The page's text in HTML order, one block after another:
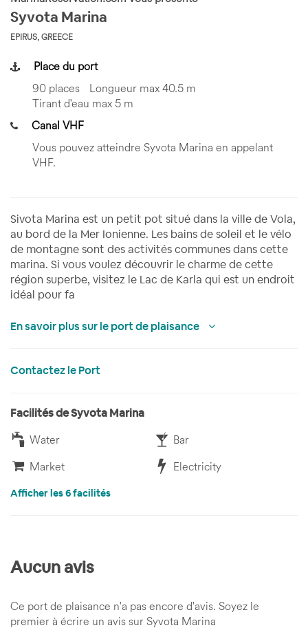
Syvota Marina
EPIRUS, GREECE
Place du port
90 places
Longueur max 40.5 m
Tirant d'eau max 5 m
Canal VHF
Vous pouvez atteindre Syvota Marina en appelant
VHF.
Sivota Marina est un petit pot situé dans la ville de Vola,
au bord de la Mer Ionienne. Les bains de soleil et le vélo
de montagne sont des activités communes dans cette
marina. Si vous voulez découvrir le charme de cette
région superbe, visitez le Lac de Karla qui est un endroit
idéal pour fa
En savoir plus sur le port de plaisance
Contactez le Port
Facilités de Syvota Marina
Water
Bar
Market
Electricity
Afficher les 6 facilités
Aucun avis
Ce port de plaisance n'a pas encore d'avis. Soyez le
premier à écrire un avis sur Syvota Marina